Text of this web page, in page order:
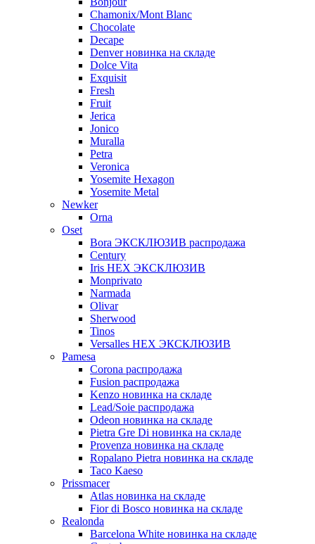
Chamonix/Mont Blanc
Chocolate
Decape
Denver новинка на складе
Dolce Vita
Exquisit
Fresh
Fruit
Jerica
Jonico
Muralla
Petra
Veroniсa
Yosemite Hexagon
Yosemite Metal
Newker
Orna
Oset
Bora ЭКСКЛЮЗИВ распродажа
Century
Iris HEX ЭКСКЛЮЗИВ
Monprivato
Narmada
Olivar
Sherwood
Tinos
Versalles HEX ЭКСКЛЮЗИВ
Pamesa
Corona распродажа
Fusion распродажа
Kenzo новинка на складе
Lead/Soie распродажа
Odeon новинка на складе
Pietra Gre Di новинка на складе
Provenza новинка на складе
Ropalano Pietra новинка на складе
Taco Kaeso
Prissmacer
Atlas новинка на складе
Fior di Bosco новинка на складе
Realonda
Barсelona White новинка на складе